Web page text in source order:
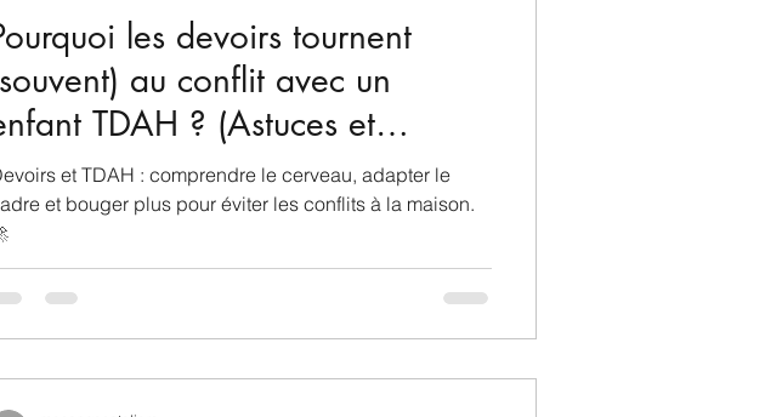
les devoirs tournent
au conflit avec un
TDAH ? (Astuces et
😉)
et TDAH : comprendre le cerveau, adapter le
et bouger plus pour éviter les conflits à la maison.